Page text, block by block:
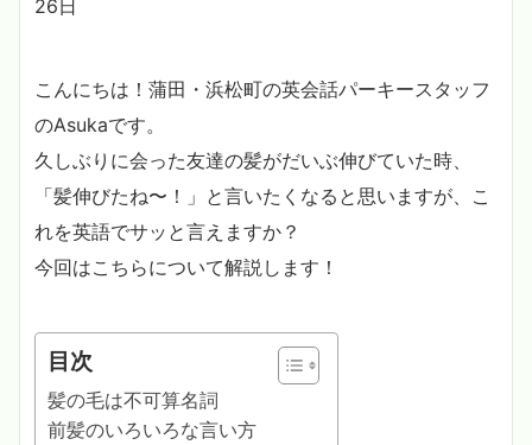
26日
こんにちは！蒲田・浜松町の英会話パーキースタッフ
のAsukaです。
久しぶりに会った友達の髪がだいぶ伸びていた時、
「髪伸びたね〜！」と言いたくなると思いますが、こ
れを英語でサッと言えますか？
今回はこちらについて解説します！
目次
髪の毛は不可算名詞
前髪のいろいろな言い方